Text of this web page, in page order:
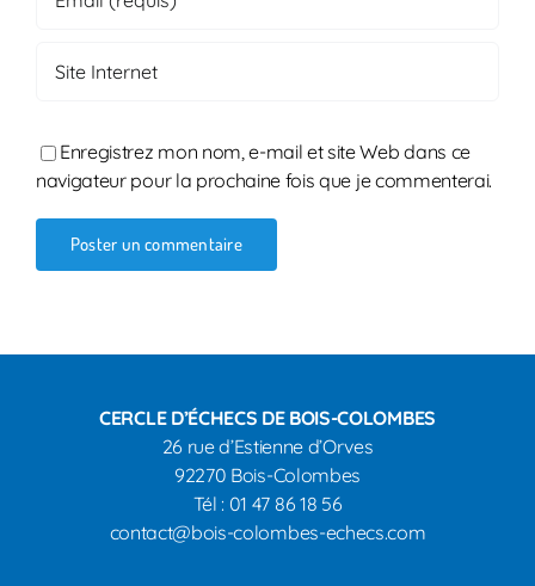
Enregistrez mon nom, e-mail et site Web dans ce
navigateur pour la prochaine fois que je commenterai.
CERCLE D’ÉCHECS DE BOIS-COLOMBES
26 rue d’Estienne d’Orves
92270 Bois-Colombes
Tél : 01 47 86 18 56
contact@bois-colombes-echecs.com